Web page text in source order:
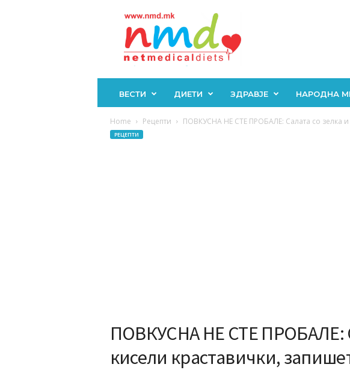
ВЕСТИ ДИЕТИ ЗДРАВЈЕ НАРОДНА
Home Рецепти ПОВКУСНА НЕ СТЕ ПРОБАЛЕ: Салата со зелка и
РЕЦЕПТИ
ПОВКУСНА НЕ СТЕ ПРОБАЛЕ:
кисели краставички,